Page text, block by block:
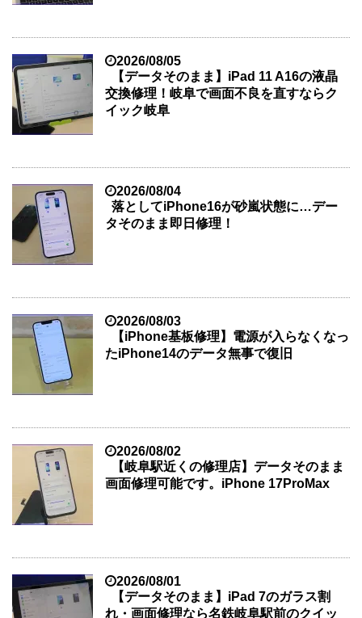
2026/08/05
【データそのまま】iPad 11 A16の液晶
交換修理！岐阜で画面不良を直すならク
イック岐阜
2026/08/04
落としてiPhone16が砂嵐状態に…デー
タそのまま即日修理！
2026/08/03
【iPhone基板修理】電源が入らなくなっ
たiPhone14のデータ無事で復旧
2026/08/02
【岐阜駅近くの修理店】データそのまま
画面修理可能です。iPhone 17ProMax
2026/08/01
【データそのまま】iPad 7のガラス割
れ・画面修理なら名鉄岐阜駅前のクイッ